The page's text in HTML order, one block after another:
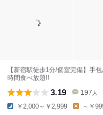
【新宿駅徒歩1分/個室完備】手
時間食べ放題!!
3.19 197 人
￥2,000～￥2,999 ～￥